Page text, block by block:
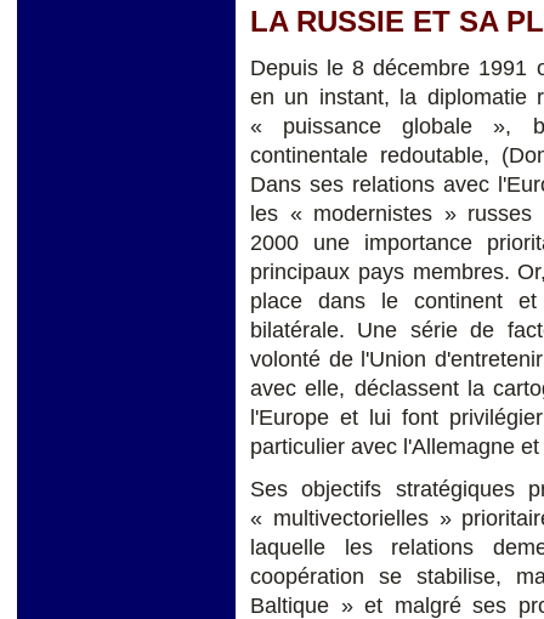
LA RUSSIE ET SA
Depuis le 8 décembre 1991
en un instant, la diplomatie
« puissance globale »,
continentale redoutable,
Dans ses relations avec
les « modernistes » russes
2000 une importance
principaux pays membres.
place dans le continent
bilatérale. Une série de
volonté de l'Union
avec elle, déclassent la
l'Europe et lui font
particulier avec l'Allemagne
Ses objectifs stratégiques
« multivectorielles »
laquelle les relations
coopération se stabilise,
Baltique » et malgré ses